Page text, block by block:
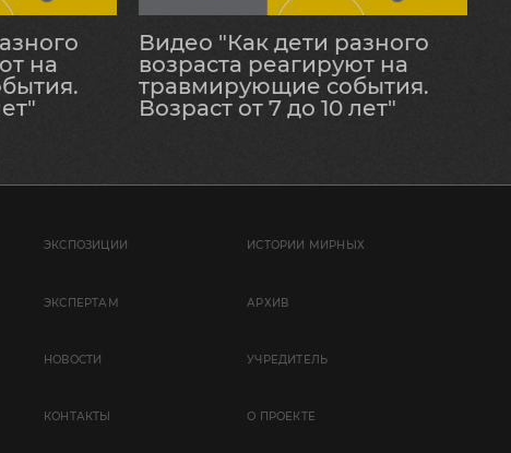
на
Видео "Как дети разного
возраста реагируют на
травмирующие события.
Возраст от 7 до 10 лет"
ЭКСПОЗИЦИИ ИСТОРИИ МИРНЫХ
ЭКСПЕРТАМ АРХИВ
НОВОСТИ УЧРЕДИТЕЛЬ
КОНТАКТЫ О ПРОЕКТЕ